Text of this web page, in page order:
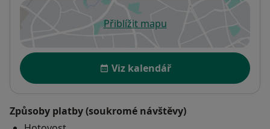
Přiblížit mapuse otevře v nové záložce
Dostupnost
Viz kalendář
Způsoby platby (soukromé návštěvy)